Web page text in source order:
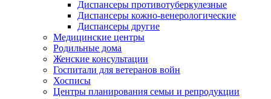
Диспансеры противотуберкулезные
Диспансеры кожно-венерологические
Диспансеры другие
Медицинские центры
Родильные дома
Женские консультации
Госпитали для ветеранов войн
Хосписы
Центры планирования семьи и репродукции